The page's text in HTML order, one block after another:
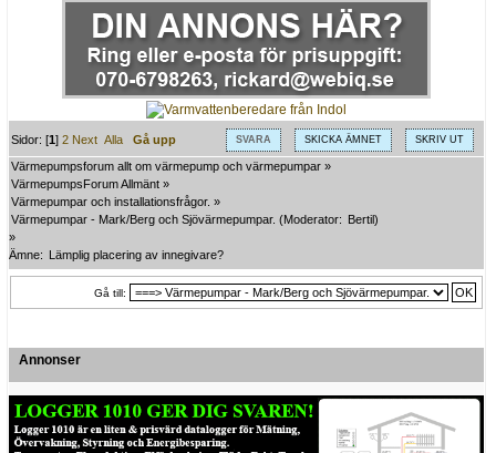
SVARA SKICKA ÄMNET SKRIV UT
Sidor: [1]2 Next Alla
Gå upp
Värmepumpsforum allt om värmepump och värmepumpar »
VärmepumpsForum Allmänt »
Värmepumpar och installationsfrågor. »
Värmepumpar - Mark/Berg och Sjövärmepumpar. (Moderator: Bertil)
»
Ämne: Lämplig placering av innegivare?
Gå till:
Annonser